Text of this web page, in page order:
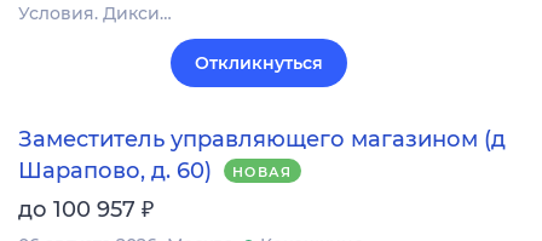
Условия. Дикси…
Откликнуться
Заместитель управляющего магазином (д
Шарапово, д. 60)
НОВАЯ
до 100 957 ₽